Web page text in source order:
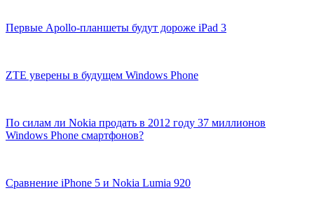
Первые Apollo-планшеты будут дороже iPad 3
ZTE уверены в будущем Windows Phone
По силам ли Nokia продать в 2012 году 37 миллионов
Windows Phone смартфонов?
Сравнение iPhone 5 и Nokia Lumia 920